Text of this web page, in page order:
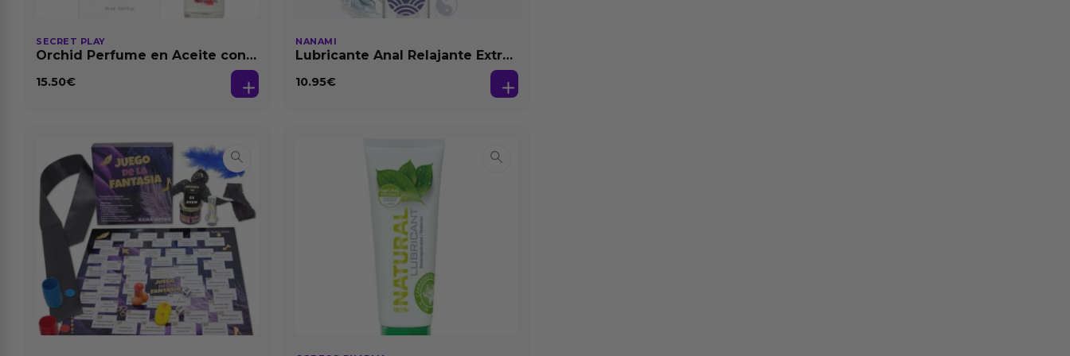
SECRET PLAY
Orchid Perfume en Aceite con
15.50€
NANAMI
Lubricante Anal Relajante Extra
10.95€